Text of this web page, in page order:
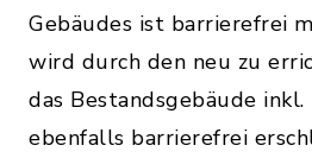
Gebäudes ist barrierefrei
wird durch den neu zu
das Bestandsgebäude
ebenfalls barrierefrei